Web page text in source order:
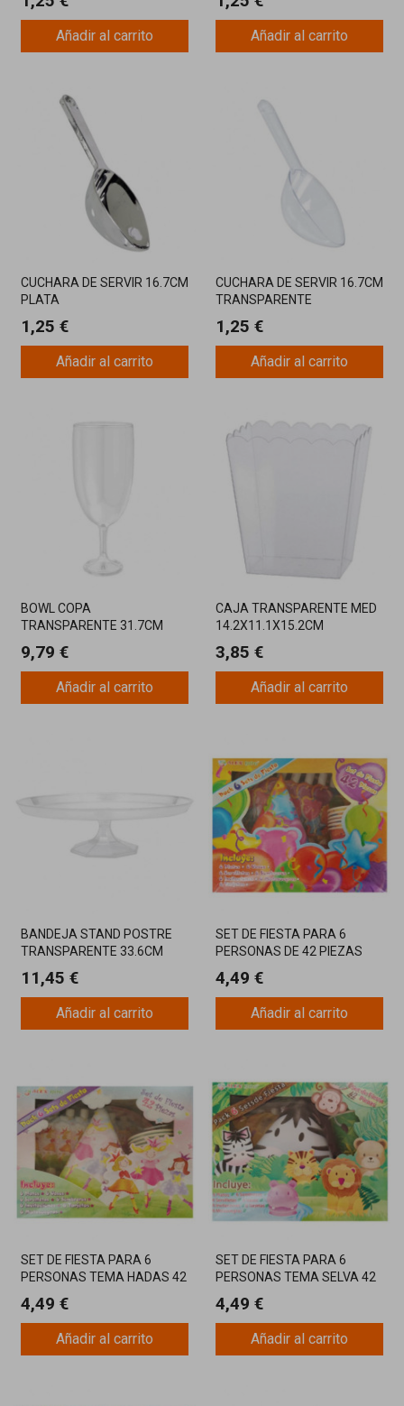
Añadir al carrito Añadir al carrito
CUCHARA DE SERVIR 16.7CM
PLATA
1,25 €
Añadir al carrito
CUCHARA DE SERVIR 16.7CM
TRANSPARENTE
1,25 €
Añadir al carrito
BOWL COPA
TRANSPARENTE 31.7CM
9,79 €
Añadir al carrito
CAJA TRANSPARENTE MED
14.2X11.1X15.2CM
3,85 €
Añadir al carrito
BANDEJA STAND POSTRE
TRANSPARENTE 33.6CM
11,45 €
Añadir al carrito
SET DE FIESTA PARA 6
PERSONAS DE 42 PIEZAS
4,49 €
Añadir al carrito
SET DE FIESTA PARA 6
PERSONAS TEMA HADAS 42
4,49 €
Añadir al carrito
SET DE FIESTA PARA 6
PERSONAS TEMA SELVA 42
4,49 €
Añadir al carrito